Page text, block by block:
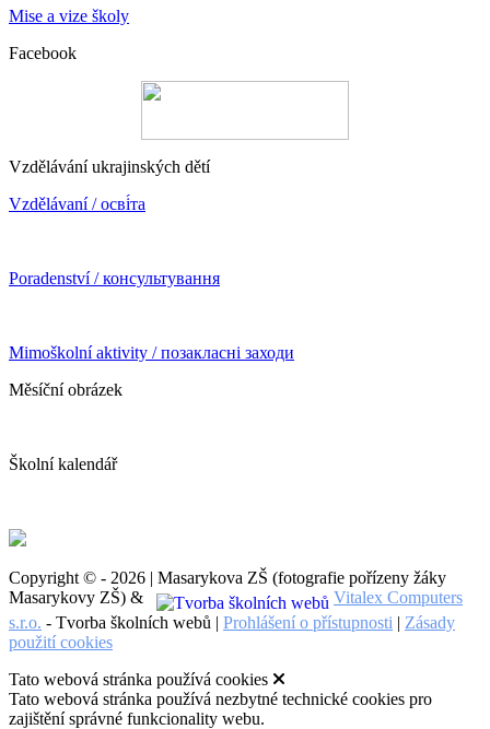
Mise a vize školy
Facebook
Vzdělávání ukrajinských dětí
Vzdělávaní / осві́та
Poradenství / консультування
Mimoškolní aktivity / позакласні заходи
Měsíční obrázek
Školní kalendář
Copyright © - 2026 | Masarykova ZŠ (fotografie pořízeny žáky
Masarykovy ZŠ) &
Vitalex Computers
s.r.o. - Tvorba školních webů | Prohlášení o přístupnosti | Zásady
použití cookies
Tato webová stránka používá cookies
Tato webová stránka používá nezbytné technické cookies pro
zajištění správné funkcionality webu.